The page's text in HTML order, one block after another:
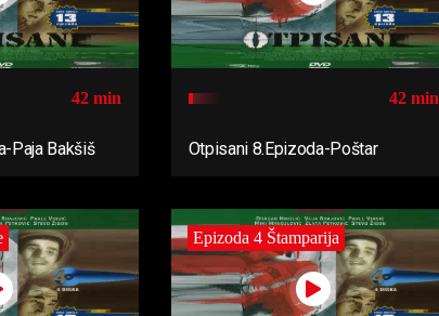
42 min
Paja Bakšiš
42 min
Otpisani 8.Epizoda-Poštar
Epizoda 4 Štamparija